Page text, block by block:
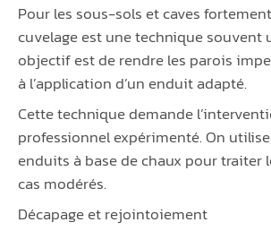
Pour les sous-sols et caves
cuvelage est une technique souvent
objectif est de rendre les parois
à l’application d’un enduit adapté.
Cette technique demande
professionnel expérimenté. On
enduits à base de chaux pour traiter
cas modérés.
Décapage et rejointoiement